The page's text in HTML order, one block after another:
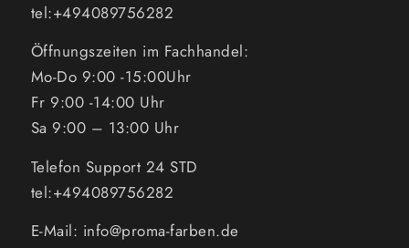
tel:+494089756282
Öffnungszeiten im Fachhandel:
Mo-Do 9:00 -15:00Uhr
Fr 9:00 -14:00 Uhr
Sa 9:00 – 13:00 Uhr
Telefon Support 24 STD
tel:+494089756282
E-Mail: info@proma-farben.de